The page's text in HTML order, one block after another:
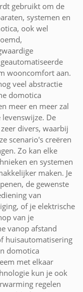
gebruikt om de
systemen en
ook wel
wooncomfort aan.
veel abstractie
domotica
meer en meer zal
De
divers, waarbij
scenario's creëren
Zo kan elke
en systemen
maken. Je
de gewenste
van
of je elektrische
van je
vanop afstand
huisautomatisering
domotica
met elkaar
kun je ook
regelen